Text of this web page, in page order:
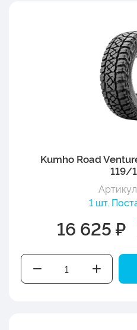
Kumho Road
119/
1 шт.
16 625 ₽